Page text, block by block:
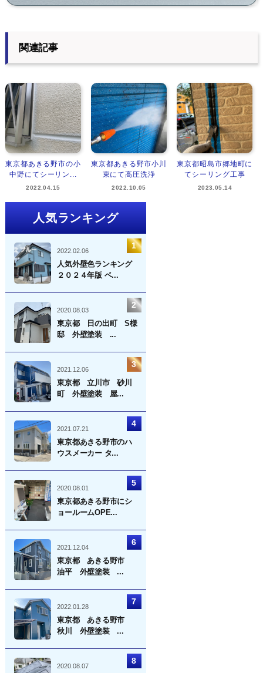
関連記事
東京都あきる野市の小
中野にてシーリン...
2022.04.15
東京都あきる野市小川
東にて高圧洗浄
2022.10.05
東京都昭島市郷地町に
てシーリング工事
2023.05.14
人気ランキング
2022.02.06
人気外壁色ランキング
２０２４年版 ベ...
2020.08.03
東京都 日の出町 S様
邸 外壁塗装 ...
2021.12.06
東京都 立川市 砂川
町 外壁塗装 屋...
2021.07.21
東京都あきる野市のハ
ウスメーカー タ...
2020.08.01
東京都あきる野市にシ
ョールームOPE...
2021.12.04
東京都 あきる野市
油平 外壁塗装 ...
2022.01.28
東京都 あきる野市
秋川 外壁塗装 ...
2020.08.07